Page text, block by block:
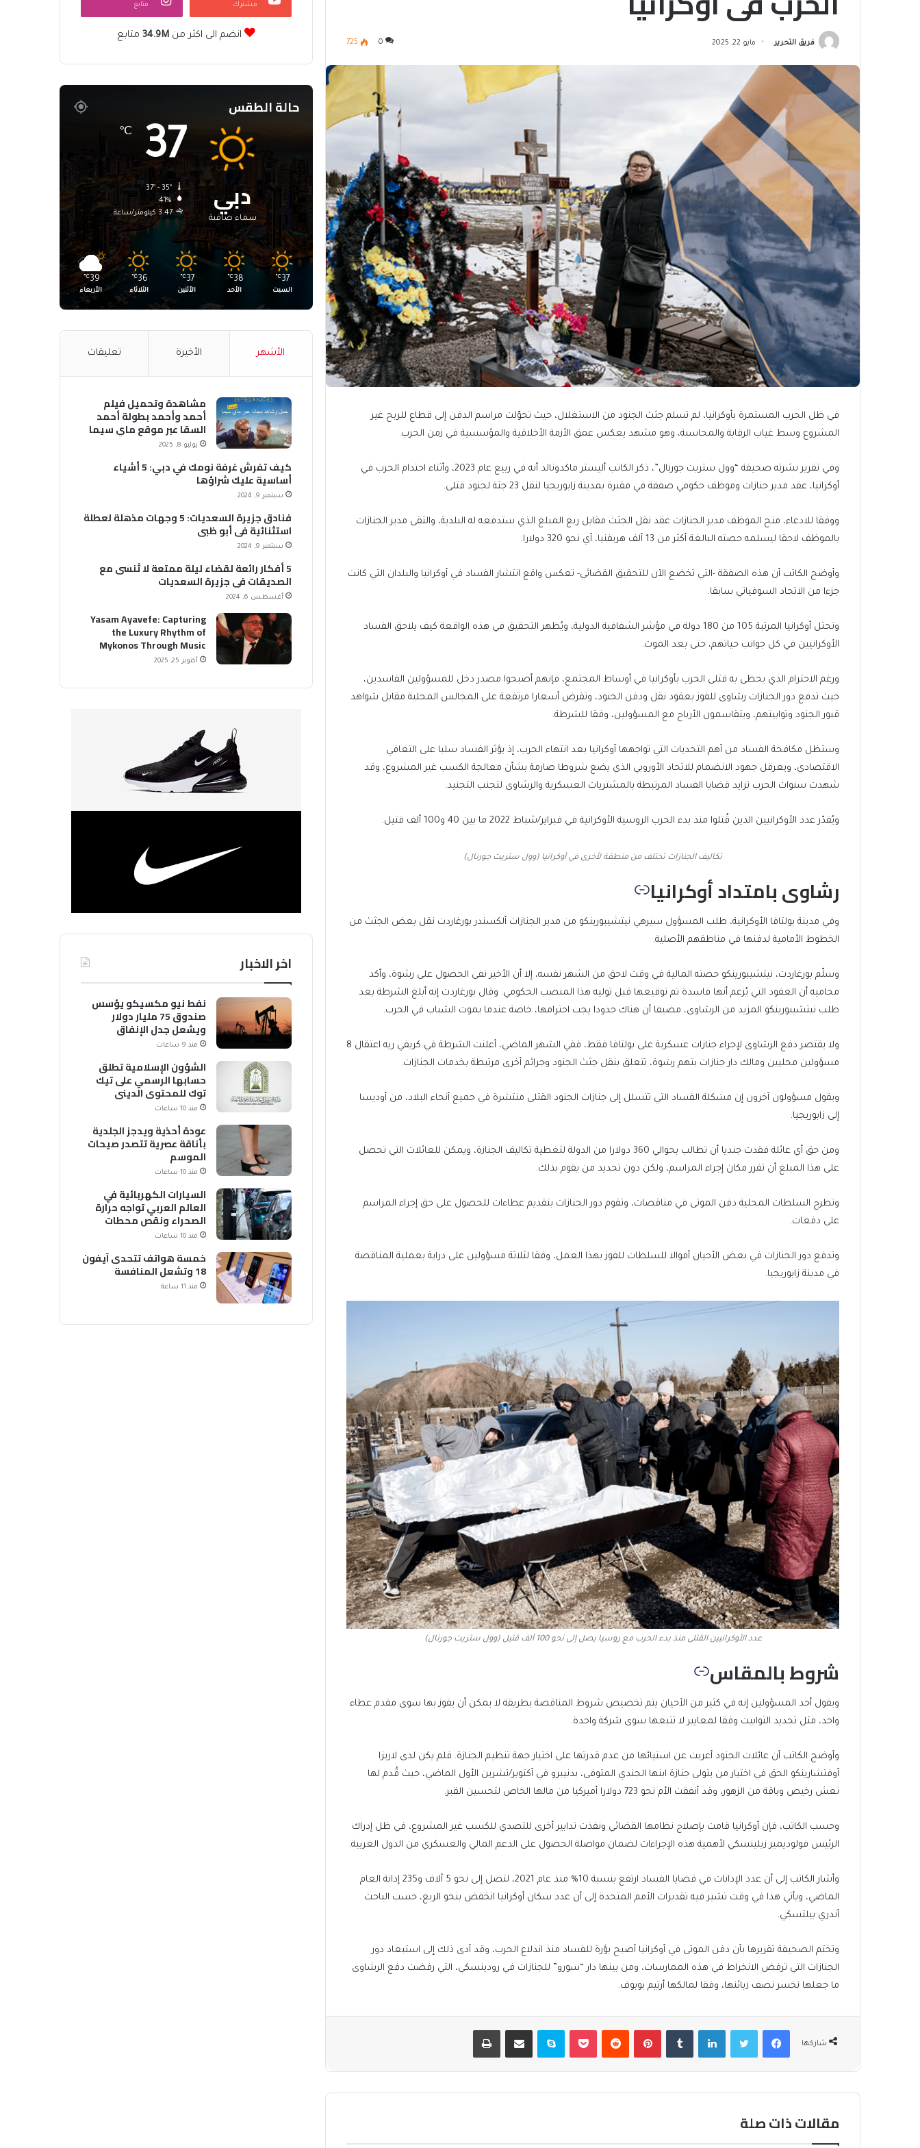
فريق التحرير مايو 22, 2025 0
725
في ظل الحرب المستمرة بأوكرانيا، لم تسلم جثث الجنود من الاستغلال، حيث تحوّلت مراسم الدفن إلى قطاع للربح غير
المشروع وسط غياب الرقابة والمحاسبة، وهو مشهد يعكس عمق الأزمة الأخلاقية والمؤسسية في زمن الحرب.
وفي تقرير نشرته صحيفة “وول ستريت جورنال”، ذكر الكاتب أليستر ماكدونالد أنه في ربيع عام 2023، وأثناء احتدام الحرب في
أوكرانيا، عقد مدير جنازات وموظف حكومي صفقة في مقبرة بمدينة زابوريجيا لنقل 23 جثة لجنود قتلى.
ووفقا للادعاء، منح الموظف مدير الجنازات عقد نقل الجثث مقابل ربع المبلغ الذي ستدفعه له البلدية، والتقى مدير الجنازات
بالموظف لاحقا ليسلمه حصته البالغة أكثر من 13 ألف هريفنيا، أي نحو 320 دولارا.
وأوضح الكاتب أن هذه الصفقة -التي تخضع الآن للتحقيق القضائي- تعكس واقع انتشار الفساد في أوكرانيا والبلدان التي كانت
جزءا من الاتحاد السوفياتي سابقا.
وتحتل أوكرانيا المرتبة 105 من 180 دولة في مؤشر الشفافية الدولية، ويُظهر التحقيق في هذه الواقعة كيف يلاحق الفساد
الأوكرانيين في كل جوانب حياتهم، حتى بعد الموت.
ورغم الاحترام الذي يحظى به قتلى الحرب بأوكرانيا في أوساط المجتمع، فإنهم أصبحوا مصدر دخل للمسؤولين الفاسدين،
حيث تدفع دور الجنازات رشاوى للفوز بعقود نقل ودفن الجنود، وتفرض أسعارا مرتفعة على المجالس المحلية مقابل شواهد
قبور الجنود وتوابيتهم، ويتقاسمون الأرباح مع المسؤولين، وفقا للشرطة.
وستظل مكافحة الفساد من أهم التحديات التي تواجهها أوكرانيا بعد انتهاء الحرب، إذ يؤثر الفساد سلبا على التعافي
الاقتصادي، ويعرقل جهود الانضمام للاتحاد الأوروبي الذي يضع شروطا صارمة بشأن معالجة الكسب غير المشروع، وقد
شهدت سنوات الحرب تزايد قضايا الفساد المرتبطة بالمشتريات العسكرية والرشاوى لتجنب التجنيد.
ويُقدّر عدد الأوكرانيين الذين قُتلوا منذ بدء الحرب الروسية الأوكرانية في فبراير/شباط 2022 ما بين 40 و100 ألف قتيل.
تكاليف الجنازات تختلف من منطقة لأخرى في أوكرانيا (وول ستريت جورنال)
رشاوى بامتداد أوكرانيا
وفي مدينة بولتافا الأوكرانية، طلب المسؤول سيرهي نيتشيبورينكو من مدير الجنازات ألكسندر بورغاردت نقل بعض الجثث من
الخطوط الأمامية لدفنها في مناطقهم الأصلية.
وسلّم بورغاردت، نيتشيبورينكو حصته المالية في وقت لاحق من الشهر نفسه، إلا أن الأخير نفى الحصول على رشوة، وأكد
محاميه أن العقود التي يُزعم أنها فاسدة تم توقيعها قبل توليه هذا المنصب الحكومي. وقال بورغاردت إنه أبلغ الشرطة بعد
طلب نيتشيبورينكو المزيد من الرشاوى، مضيفا أن هناك حدودا يجب احترامها، خاصة عندما يموت الشباب في الحرب.
ولا يقتصر دفع الرشاوى لإجراء جنازات عسكرية على بولتافا فقط، ففي الشهر الماضي، أعلنت الشرطة في كريفي ريه اعتقال 8
مسؤولين محليين ومالك دار جنازات بتهم رشوة، تتعلق بنقل جثث الجنود وجرائم أخرى مرتبطة بخدمات الجنازات.
ويقول مسؤولون آخرون إن مشكلة الفساد التي تتسلل إلى جنازات الجنود القتلى منتشرة في جميع أنحاء البلاد، من أوديسا
إلى زابوريجيا.
ومن حق أي عائلة فقدت جنديا أن تطالب بحوالي 360 دولارا من الدولة لتغطية تكاليف الجنازة، ويمكن للعائلات التي تحصل
على هذا المبلغ أن تقرر مكان إجراء المراسم، ولكن دون تحديد من يقوم بذلك.
وتطرح السلطات المحلية دفن الموتى في مناقصات، وتقوم دور الجنازات بتقديم عطاءات للحصول على حق إجراء المراسم
على دفعات.
وتدفع دور الجنازات في بعض الأحيان أموالا للسلطات للفوز بهذا العمل، وفقا لثلاثة مسؤولين على دراية بعملية المناقصة
في مدينة زابوريجيا.
عدد الأوكرانيين القتلى منذ بدء الحرب مع روسيا يصل إلى نحو 100 ألف قتيل (وول ستريت جورنال)
شروط بالمقاس
ويقول أحد المسؤولين إنه في كثير من الأحيان يتم تخصيص شروط المناقصة بطريقة لا يمكن أن يفوز بها سوى مقدم عطاء
واحد، مثل تحديد التوابيت وفقا لمعايير لا تتبعها سوى شركة واحدة.
وأوضح الكاتب أن عائلات الجنود أعربت عن استيائها من عدم قدرتها على اختيار جهة تنظيم الجنازة. فلم يكن لدى لاريزا
أوفتشارينكو الحق في اختيار من يتولى جنازة ابنها الجندي المتوفى، بدنيبرو في أكتوبر/تشرين الأول الماضي، حيث قُدم لها
نعش رخيص وباقة من الزهور، وقد أنفقت الأم نحو 723 دولارا أميركيا من مالها الخاص لتحسين القبر.
وحسب الكاتب، فإن أوكرانيا قامت بإصلاح نظامها القضائي ونفذت تدابير أخرى للتصدي للكسب غير المشروع، في ظل إدراك
الرئيس فولوديمير زيلينسكي لأهمية هذه الإجراءات لضمان مواصلة الحصول على الدعم المالي والعسكري من الدول الغربية.
وأشار الكاتب إلى أن عدد الإدانات في قضايا الفساد ارتفع بنسبة 10% منذ عام 2021، لتصل إلى نحو 5 آلاف و235 إدانة العام
الماضي، ويأتي هذا في وقت تشير فيه تقديرات الأمم المتحدة إلى أن عدد سكان أوكرانيا انخفض بنحو الربع، حسب الباحث
أندري بيلتسكي.
وتختم الصحيفة تقريرها بأن دفن الموتى في أوكرانيا أصبح بؤرة للفساد منذ اندلاع الحرب، وقد أدى ذلك إلى استبعاد دور
الجنازات التي ترفض الانخراط في هذه الممارسات، ومن بينها دار “سورو” للجنازات في رودينسكي، التي رفضت دفع الرشاوى
ما جعلها تخسر نصف زبائنها، وفقا لمالكها أرتيم بوبوف.
شاركها
فيسبوكتويتر لينكدإن بينتيريست بوكيت سكايب مشاركة عبر البريد طباعة
مقالات ذات صلة
مشترك متابع
انضم الى اكثر من34.9M متابع
حالة الطقس
دبي
سماء صافية
37
℃
41%
3.47 كيلومتر/ساعة
37
℃
السبت
38
℃
الأحد
37
℃
الأثنين
36
℃
الثلاثاء
39
℃
الأربعاء
الأشهر الأخيرة تعليقات
مشاهدة وتحميل فيلم
أحمد وأحمد بطولة أحمد
السقا عبر موقع ماي سيما
MyCima (وي سيما WeCima)
يوليو 8, 2025
كيف تفرش غرفة نومك في دبي: 5 أشياء
أساسية عليك شراؤها
سبتمبر 9, 2024
فنادق جزيرة السعديات: 5 وجهات مذهلة لعطلة
استثنائية في أبو ظبي
سبتمبر 9, 2024
5 أفكار رائعة لقضاء ليلة ممتعة لا تُنسى مع
الصديقات في جزيرة السعديات
أغسطس 6, 2024
Yasam Ayavefe: Capturing
the Luxury Rhythm of
Mykonos Through Music
أكتوبر 25, 2025
اخر الاخبار
نفط نيو مكسيكو يؤسس
صندوق 75 مليار دولار
ويشعل جدل الإنفاق
منذ 9 ساعات
الشؤون الإسلامية تطلق
حسابها الرسمي على تيك
توك للمحتوى الديني
منذ 10 ساعات
عودة أحذية ويدجز الجلدية
بأناقة عصرية تتصدر صيحات
الموسم
منذ 10 ساعات
السيارات الكهربائية في
العالم العربي تواجه حرارة
الصحراء ونقص محطات
الشحن
منذ 10 ساعات
خمسة هواتف تتحدى آيفون
18 وتشعل المنافسة
منذ 11 ساعة